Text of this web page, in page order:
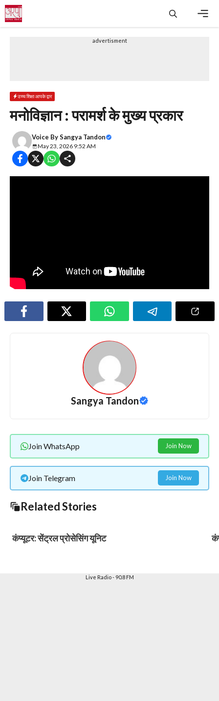
Skip
to
content
advertisment
उच्च शिक्षा आपके द्वार
मनोविज्ञान : परामर्श के मुख्य प्रकार
Voice BySangya Tandon
May 23, 2026 9:52 AM
Sangya Tandon
Join WhatsApp Join Now
Join Telegram Join Now
Related Stories
कंप्यूटर: सेंट्रल प्रोसेसिंग यूनिट
Live Radio - 90.8 FM